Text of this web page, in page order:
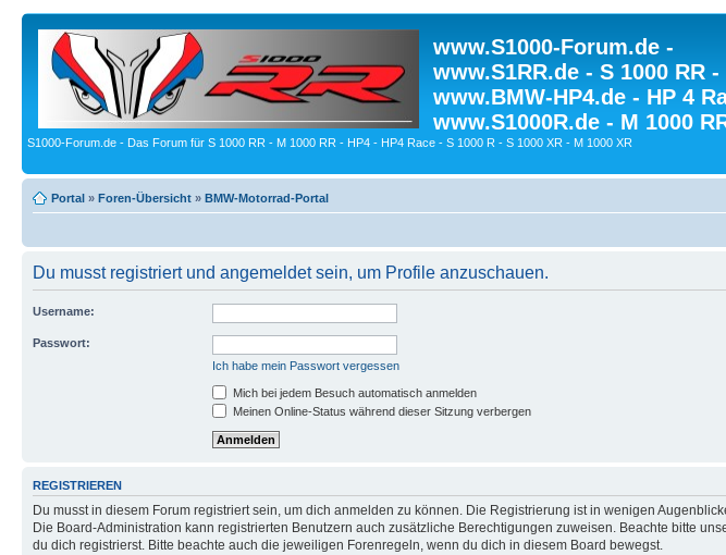
www.S1000-Forum.de -
www.S1RR.de - S 1000 RR -
www.BMW-HP4.de - HP 4
www.S1000R.de - M 1000
S1000-Forum.de - Das Forum für S 1000 RR - M 1000 RR - HP4 - HP4 Race - S 1000 R - S 1000 XR - M 1000 XR
Portal » Foren-Übersicht » BMW-Motorrad-Portal
Du musst registriert und angemeldet sein, um Profile anzuschauen.
Username:
Passwort:
Ich habe mein Passwort vergessen
Mich bei jedem Besuch automatisch anmelden
Meinen Online-Status während dieser Sitzung verbergen
REGISTRIEREN
Du musst in diesem Forum registriert sein, um dich anmelden zu können. Die Registrierung ist in wenigen
Die Board-Administration kann registrierten Benutzern auch zusätzliche Berechtigungen zuweisen. Beachte bitte
du dich registrierst. Bitte beachte auch die jeweiligen Forenregeln, wenn du dich in diesem Board bewegst.